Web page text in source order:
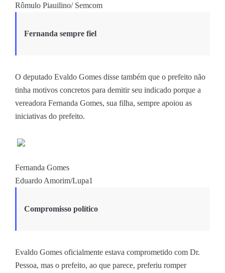
Rômulo Piauilino/ Semcom
Fernanda sempre fiel
O deputado Evaldo Gomes disse também que o prefeito não
tinha motivos concretos para demitir seu indicado porque a
vereadora Fernanda Gomes, sua filha, sempre apoiou as
iniciativas do prefeito.
Fernanda Gomes
Eduardo Amorim/Lupa1
Compromisso político
Evaldo Gomes oficialmente estava comprometido com Dr.
Pessoa, mas o prefeito, ao que parece, preferiu romper